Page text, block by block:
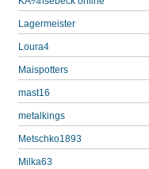
Lagermeister
Loura4
Maispotters
mast16
metalkings
Metschko1893
Milka63